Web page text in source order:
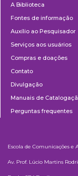
A Biblioteca
Fontes de informação
Auxílio ao Pesquisador
Serviços aos usuários
Compras e doações
Contato
Divulgação
Manuais de
Perguntas frequentes
Escola de Comunicações e
Av. Prof. Lúcio Martins